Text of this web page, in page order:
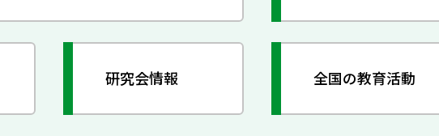
研究会情報 全国の教育活動